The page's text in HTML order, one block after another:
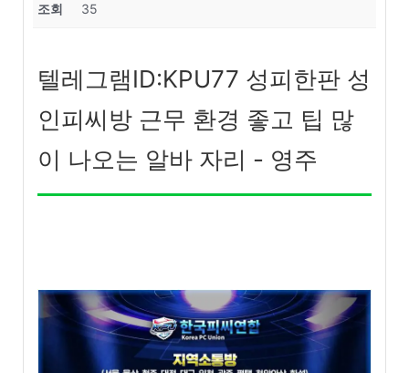
조회 35
텔레그램ID:KPU77 성피한판 성
인피씨방 근무 환경 좋고 팁 많
이 나오는 알바 자리 - 영주